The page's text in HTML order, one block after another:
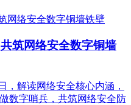
筑网络安全数字铜墙
，解读网络安全核心内涵，
数字哨兵，共筑网络安全防